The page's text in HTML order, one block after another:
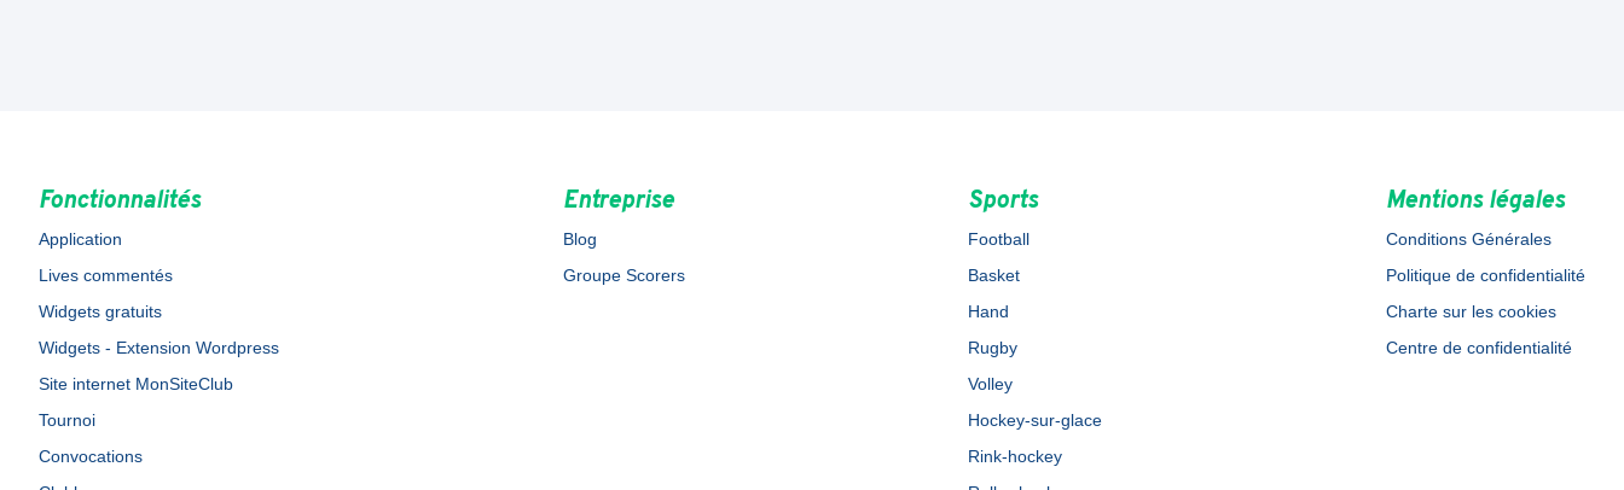
Fonctionnalités
Application
Lives commentés
Widgets gratuits
Widgets - Extension Wordpress
Site internet MonSiteClub
Tournoi
Convocations
Entreprise
Blog
Groupe Scorers
Sports
Football
Basket
Hand
Rugby
Volley
Hockey-sur-glace
Rink-hockey
Mentions légales
Conditions Générales
Politique de confidentialité
Charte sur les cookies
Centre de confidentialité